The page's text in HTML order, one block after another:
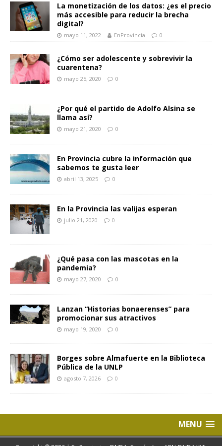
La monetización de los datos: ¿es el precio
más accesible para reducir la brecha
digital?
mayo 11, 2022 EnProvincia 0
¿Cómo ser adolescente y sobrevivir la
cuarentena?
mayo 25, 2020 0
¿Por qué el partido de Adolfo Alsina se
llama así?
mayo 21, 2020 0
En Provincia cubre la información que
sabemos te gusta leer
abril 13, 2025 0
En la Provincia las valijas esperan
julio 21, 2020 0
¿Qué pasa con las mascotas en la
pandemia?
mayo 27, 2020 0
Lanzan “Historias bonaerenses” para
promocionar sus atractivos
mayo 19, 2020 0
Borges sobre Almafuerte en la Biblioteca
Pública de la UNLP
agosto 7, 2026 0
MENU